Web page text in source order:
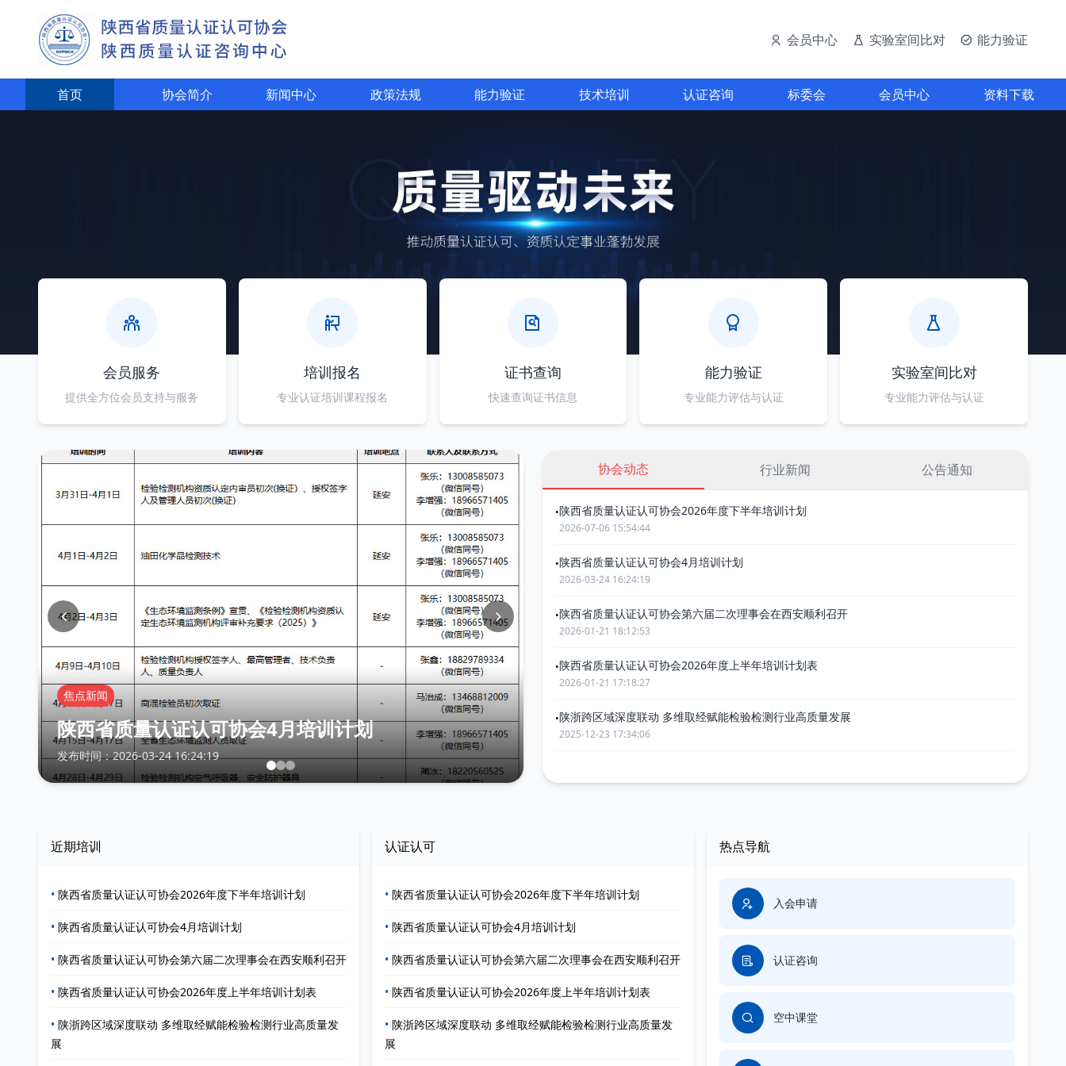
会员中心 实验室间比对 能力验证
首页 协会简介 新闻中心 政策法规 能力验证 技术培训 认证咨询 标委会 会员中心 资料下载
会员服务
提供全方位会员支持与服务
培训报名
专业认证培训课程报名
证书查询
快速查询证书信息
能力验证
专业能力评估与认证
实验室间比对
专业能力评估与认证
训计划
焦点新闻
陕西省质量认证认可协会第六届二次理事会在西安顺
利召开
发布时间：2026-01-21 18:12:53
协会动态 行业新闻 公告通知
•陕西省质量认证认可协会2026年度下半年培训计划
2026-07-06 15:54:44
•陕西省质量认证认可协会4月培训计划
2026-03-24 16:24:19
•陕西省质量认证认可协会第六届二次理事会在西安顺利召开
2026-01-21 18:12:53
•陕西省质量认证认可协会2026年度上半年培训计划表
2026-01-21 17:18:27
•陕浙跨区域深度联动 多维取经赋能检验检测行业高质量发展
2025-12-23 17:34:06
近期培训
• 陕西省质量认证认可协会2026年度下半年培训计划
• 陕西省质量认证认可协会4月培训计划
• 陕西省质量认证认可协会第六届二次理事会在西安顺利召开
• 陕西省质量认证认可协会2026年度上半年培训计划表
• 陕浙跨区域深度联动 多维取经赋能检验检测行业高质量发
展
认证认可
• 陕西省质量认证认可协会2026年度下半年培训计划
• 陕西省质量认证认可协会4月培训计划
• 陕西省质量认证认可协会第六届二次理事会在西安顺利召开
• 陕西省质量认证认可协会2026年度上半年培训计划表
• 陕浙跨区域深度联动 多维取经赋能检验检测行业高质量发
展
热点导航
入会申请
认证咨询
空中课堂